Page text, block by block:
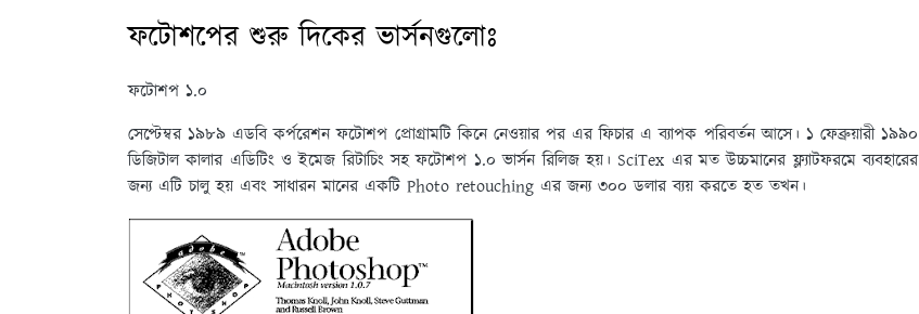
ফটোশপের শুরু দিকের ভার্সনগুলোঃ
ফটোশপ ১.০
সেপ্টেম্বর ১৯৮৯ এডবি কর্পরেশন ফটোশপ প্রোগ্রামটি কিনে নেওয়ার পর এর ফিচার এ ব্যাপক পরিবর্তন আসে। ১ ফেব্রুয়ারী ১৯৯০
ডিজিটাল কালার এডিটিং ও ইমেজ রিটাচিং সহ ফটোশপ ১.০ ভার্সন রিলিজ হয়। SciTex এর মত উচ্চমানের ফ্ল্যাটফরমে ব্যবহারের
জন্য এটি চালু হয় এবং সাধারন মানের একটি Photo retouching এর জন্য ৩০০ ডলার ব্যয় করতে হত তখন।